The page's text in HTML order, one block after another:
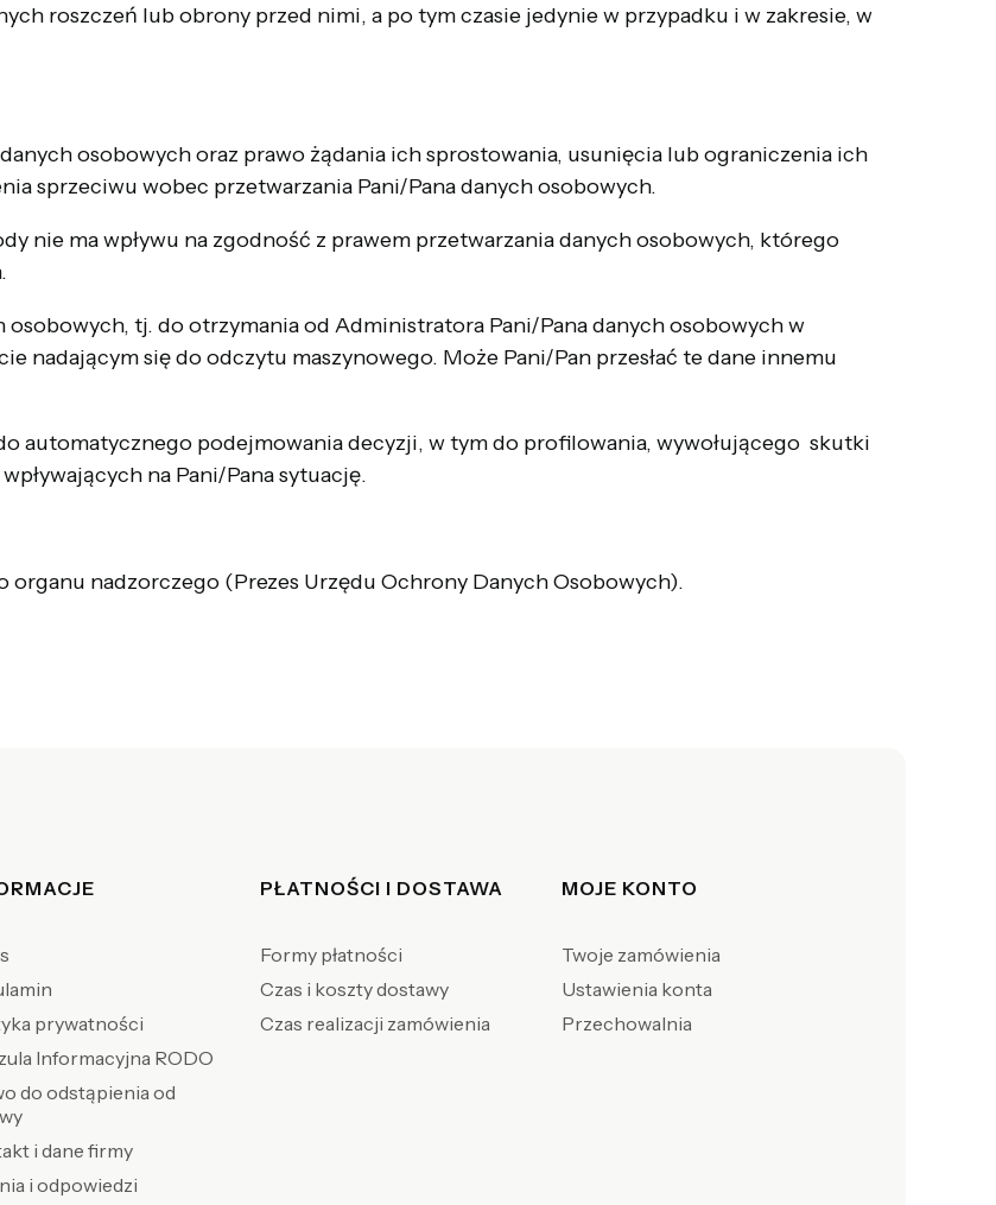
roszczeń lub obrony przed nimi, a po tym czasie jedynie w przypadku i w zakresie, w
osobowych oraz prawo żądania ich sprostowania, usunięcia lub ograniczenia ich
sprzeciwu wobec przetwarzania Pani/Pana danych osobowych.
nie ma wpływu na zgodność z prawem przetwarzania danych osobowych, którego
osobowych, tj. do otrzymania od Administratora Pani/Pana danych osobowych w
nadającym się do odczytu maszynowego. Może Pani/Pan przesłać te dane innemu
automatycznego podejmowania decyzji, w tym do profilowania, wywołującego skutki
na Pani/Pana sytuację.
organu nadzorczego (Prezes Urzędu Ochrony Danych Osobowych).
w stopce
prywatności
Informacyjna RODO
do odstąpienia od
i dane firmy
i odpowiedzi
PŁATNOŚCI I DOSTAWA
Formy płatności
Czas i koszty dostawy
Czas realizacji zamówienia
MOJE KONTO
Twoje zamówienia
Ustawienia konta
Przechowalnia